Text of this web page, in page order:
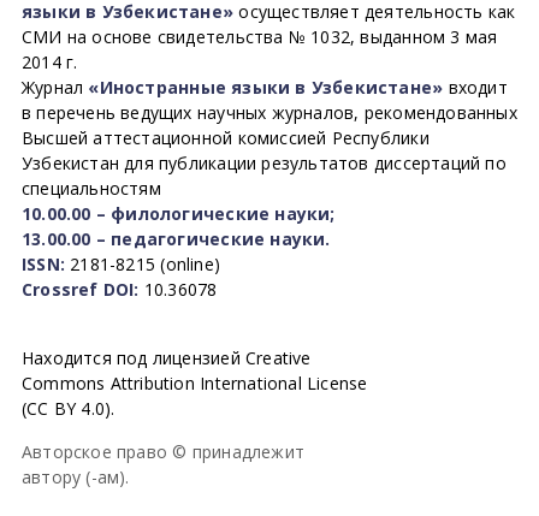
языки в Узбекистане» осуществляет деятельность как
СМИ на основе свидетельства № 1032, выданном 3 мая
2014 г.
Журнал «Иностранные языки в Узбекистане» входит
в перечень ведущих научных журналов, рекомендованных
Высшей аттестационной комиссией Республики
Узбекистан для публикации результатов диссертаций по
специальностям
10.00.00 – филологические науки;
13.00.00 – педагогические науки.
ISSN: 2181-8215 (online)
Crossref DOI: 10.36078
Находится под лицензией Creative
Commons Attribution International License
(CC BY 4.0).
Авторское право © принадлежит
автору (-ам).